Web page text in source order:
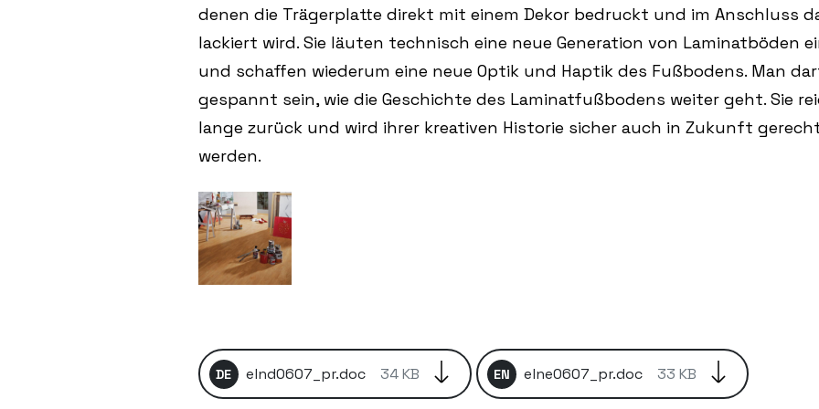
denen die Trägerplatte direkt mit einem Dekor bedruckt und im Anschluss
lackiert wird. Sie läuten technisch eine neue Generation von Laminatböden
und schaffen wiederum eine neue Optik und Haptik des Fußbodens. Man
gespannt sein, wie die Geschichte des Laminatfußbodens weiter geht. Sie
lange zurück und wird ihrer kreativen Historie sicher auch in Zukunft
werden.
DE elnd0607_pr.doc 34 KB EN elne0607_pr.doc 33 KB